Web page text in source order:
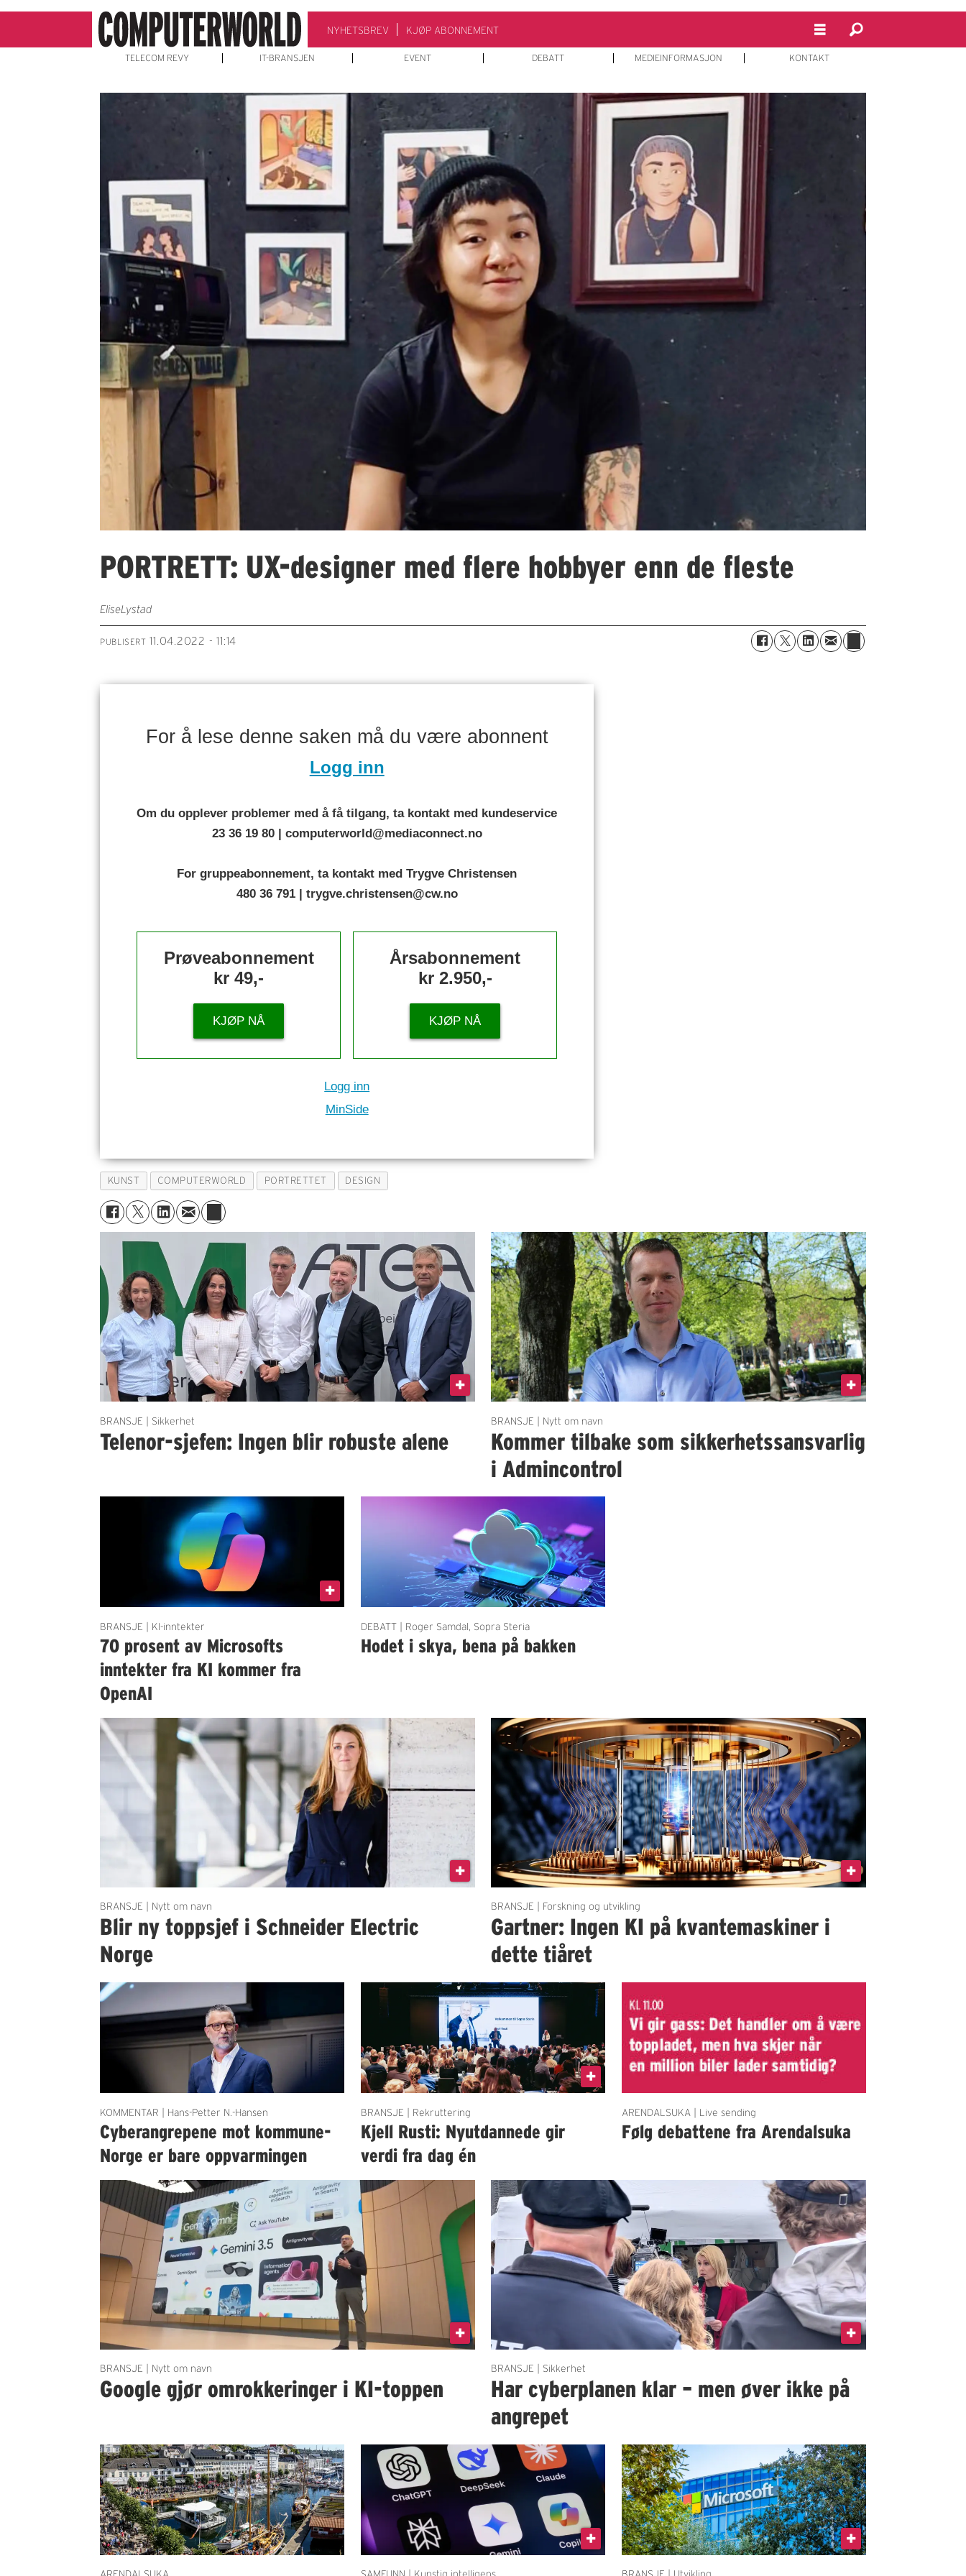
NYHETSBREV KJØP ABONNEMENT
TELECOM REVY IT-BRANSJEN EVENT DEBATT MEDIEINFORMASJON KONTAKT
PORTRETT: UX-designer med flere hobbyer enn de fleste
EliseLystad
PUBLISERT 11.04.2022 - 11:14
For å lese denne saken må du være abonnent
Logg inn
Om du opplever problemer med å få tilgang, ta kontakt med kundeservice
23 36 19 80 | computerworld@mediaconnect.no
For gruppeabonnement, ta kontakt med Trygve Christensen
480 36 791 | trygve.christensen@cw.no
Prøveabonnement
kr 49,-
KJØP NÅ
Årsabonnement
kr 2.950,-
KJØP NÅ
Logg inn
MinSide
KUNST COMPUTERWORLD PORTRETTET DESIGN
BRANSJE | Sikkerhet
Telenor-sjefen: Ingen blir robuste alene
BRANSJE | Nytt om navn
Kommer tilbake som sikkerhetssansvarlig
i Admincontrol
BRANSJE | KI-inntekter
70 prosent av Microsofts
inntekter fra KI kommer fra
OpenAI
DEBATT | Roger Samdal, Sopra Steria
Hodet i skya, bena på bakken
BRANSJE | Nytt om navn
Blir ny toppsjef i Schneider Electric
Norge
BRANSJE | Forskning og utvikling
Gartner: Ingen KI på kvantemaskiner i
dette tiåret
KOMMENTAR | Hans-Petter N.-Hansen
Cyberangrepene mot kommune-
Norge er bare oppvarmingen
BRANSJE | Rekruttering
Kjell Rusti: Nyutdannede gir
verdi fra dag én
ARENDALSUKA | Live sending
Følg debattene fra Arendalsuka
BRANSJE | Nytt om navn
Google gjør omrokkeringer i KI-toppen
BRANSJE | Sikkerhet
Har cyberplanen klar – men øver ikke på
angrepet